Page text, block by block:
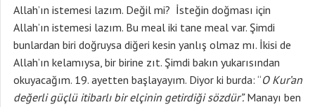
Allah’ın istemesi lazım. Değil mi? İsteğin doğması için
Allah’ın istemesi lazım. Bu meal iki tane meal var. Şimdi
bunlardan biri doğruysa diğeri kesin yanlış olmaz mı. İkisi de
Allah’ın kelamıysa, bir birine zıt. Şimdi bakın yukarısından
okuyacağım. 19. ayetten başlayayım. Diyor ki burda: “O Kur’an
değerli güçlü itibarlı bir elçinin getirdiği sözdür”.Manayı ben